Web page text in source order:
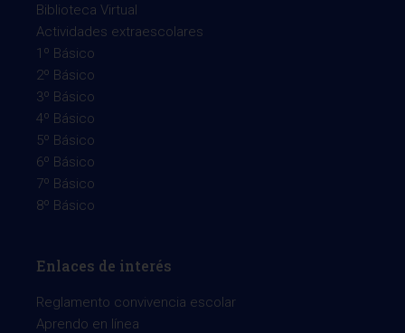
Biblioteca Virtual
Actividades extraescolares
1º Básico
2º Básico
3º Básico
4º Básico
5º Básico
6º Básico
7º Básico
8º Básico
Enlaces de interés
Reglamento convivencia escolar
Aprendo en línea